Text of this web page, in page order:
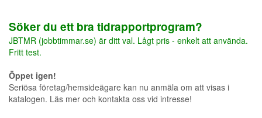
Söker du ett bra tidrapportprogram?
JBTMR (jobbtimmar.se) är ditt val. Lågt pris - enkelt att använda.
Fritt test.
Öppet igen!
Seriösa företag/hemsideägare kan nu anmäla om att visas i
katalogen. Läs mer och kontakta oss vid intresse!